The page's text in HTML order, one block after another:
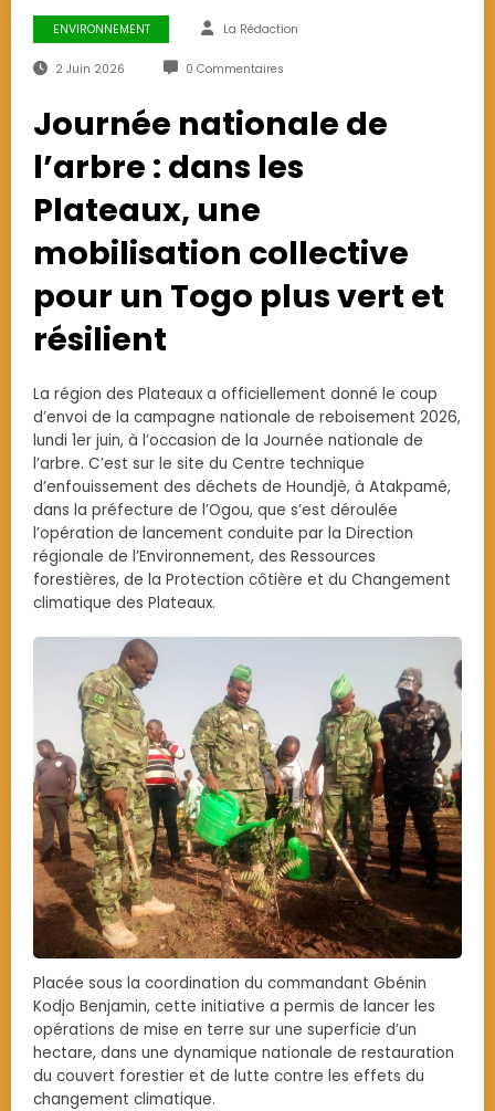
ENVIRONNEMENT La Rédaction
2 Juin 2026 0 Commentaires
Journée nationale de
l’arbre : dans les
Plateaux, une
mobilisation collective
pour un Togo plus vert et
résilient
La région des Plateaux a officiellement donné le coup
d’envoi de la campagne nationale de reboisement 2026,
lundi 1er juin, à l’occasion de la Journée nationale de
l’arbre. C’est sur le site du Centre technique
d’enfouissement des déchets de Houndjè, à Atakpamé,
dans la préfecture de l’Ogou, que s’est déroulée
l’opération de lancement conduite par la Direction
régionale de l’Environnement, des Ressources
forestières, de la Protection côtière et du Changement
climatique des Plateaux.
Placée sous la coordination du commandant Gbénin
Kodjo Benjamin, cette initiative a permis de lancer les
opérations de mise en terre sur une superficie d’un
hectare, dans une dynamique nationale de restauration
du couvert forestier et de lutte contre les effets du
changement climatique.